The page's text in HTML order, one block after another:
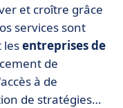
et croître grâce
services sont
lesentreprises de
de
à de
de stratégies